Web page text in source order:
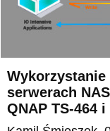
serwerach
QNAP TS-464